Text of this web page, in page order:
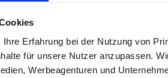
Erfahrung bei der Nutzung von
für unsere Nutzer anzupassen.
Werbeagenturen und